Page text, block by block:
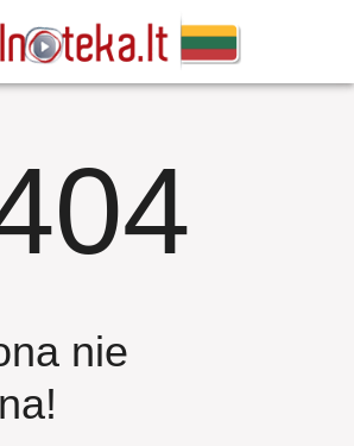
nie
!